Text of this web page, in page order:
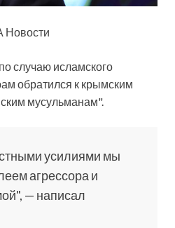
Новости
случаю исламского
обратился к крымским
мусульманам".
усилиями мы
агрессора и
— написал